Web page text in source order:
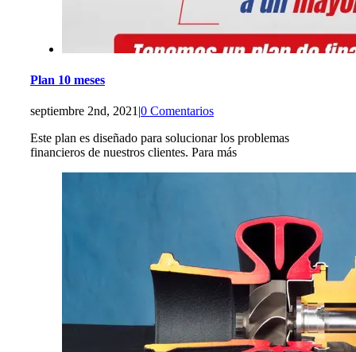
Plan 10 meses
septiembre 2nd, 2021 |0 Comentarios
Este plan es diseñado para solucionar los problemas
financieros de nuestros clientes. Para más